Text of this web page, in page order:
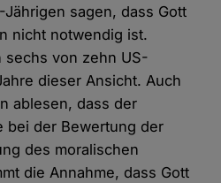
sagen, dass Gott
nicht notwendig ist.
sechs von zehn US-
dieser Ansicht. Auch
ablesen, dass der
bei der Bewertung der
des moralischen
die Annahme, dass Gott